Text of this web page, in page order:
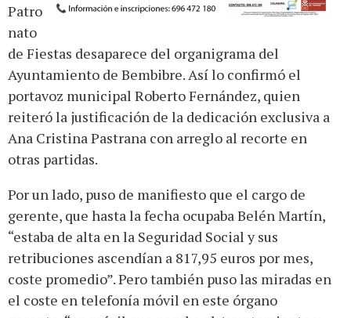
Patro
nato
de Fiestas desaparece del organigrama del
Ayuntamiento de Bembibre. Así lo confirmó el
portavoz municipal Roberto Fernández, quien
reiteró la justificación de la dedicación exclusiva a
Ana Cristina Pastrana con arreglo al recorte en
otras partidas.
Por un lado, puso de manifiesto que el cargo de
gerente, que hasta la fecha ocupaba Belén Martín,
“estaba de alta en la Seguridad Social y sus
retribuciones ascendían a 817,95 euros por mes,
coste promedio”. Pero también puso las miradas en
el coste en telefonía móvil en este órgano